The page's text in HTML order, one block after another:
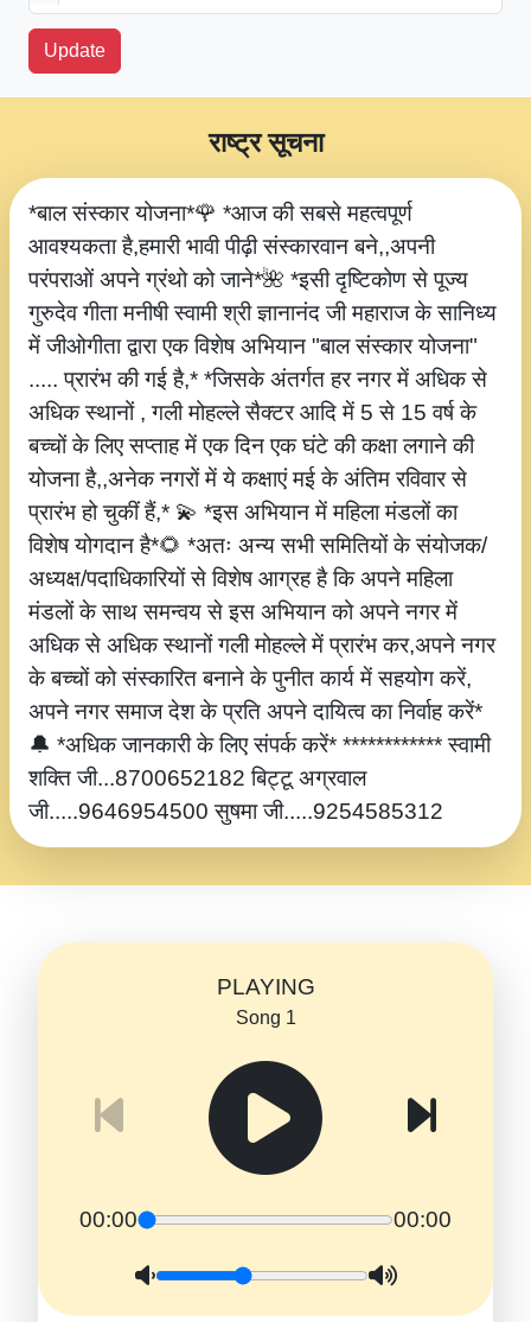
Update
*बाल संस्कार योजना*🌹 *आज की सबसे महत्वपूर्ण
आवश्यकता है,हमारी भावी पीढ़ी संस्कारवान बने,,अपनी
परंपराओं अपने ग्रंथो को जाने*🌺 *इसी दृष्टिकोण से पूज्य
गुरुदेव गीता मनीषी स्वामी श्री ज्ञानानंद जी महाराज के सानिध्य
में जीओगीता द्वारा एक विशेष अभियान "बाल संस्कार योजना"
..... प्रारंभ की गई है,* *जिसके अंतर्गत हर नगर में अधिक से
अधिक स्थानों , गली मोहल्ले सैक्टर आदि में 5 से 15 वर्ष के
बच्चों के लिए सप्ताह में एक दिन एक घंटे की कक्षा लगाने की
योजना है,,अनेक नगरों में ये कक्षाएं मई के अंतिम रविवार से
प्रारंभ हो चुकीं हैं,* 💫 *इस अभियान में महिला मंडलों का
विशेष योगदान है*🌻 *अतः अन्य सभी समितियों के संयोजक/
अध्यक्ष/पदाधिकारियों से विशेष आग्रह है कि अपने महिला
मंडलों के साथ समन्वय से इस अभियान को अपने नगर में
अधिक से अधिक स्थानों गली मोहल्ले में प्रारंभ कर,अपने नगर
के बच्चों को संस्कारित बनाने के पुनीत कार्य में सहयोग करें,
अपने नगर समाज देश के प्रति अपने दायित्व का निर्वाह करें*
🔔 *अधिक जानकारी के लिए संपर्क करें* ************ स्वामी
शक्ति जी...8700652182 बिट्टू अग्रवाल
जी.....9646954500 सुषमा जी.....9254585312
राष्ट्र सूचना
PLAYING
Song 1
00:00 00:00